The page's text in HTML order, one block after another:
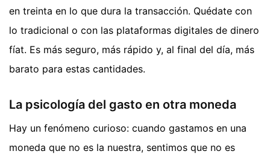
en treinta en lo que dura la transacción. Quédate con
lo tradicional o con las plataformas digitales de dinero
fíat. Es más seguro, más rápido y, al final del día, más
barato para estas cantidades.
La psicología del gasto en otra moneda
Hay un fenómeno curioso: cuando gastamos en una
moneda que no es la nuestra, sentimos que no es